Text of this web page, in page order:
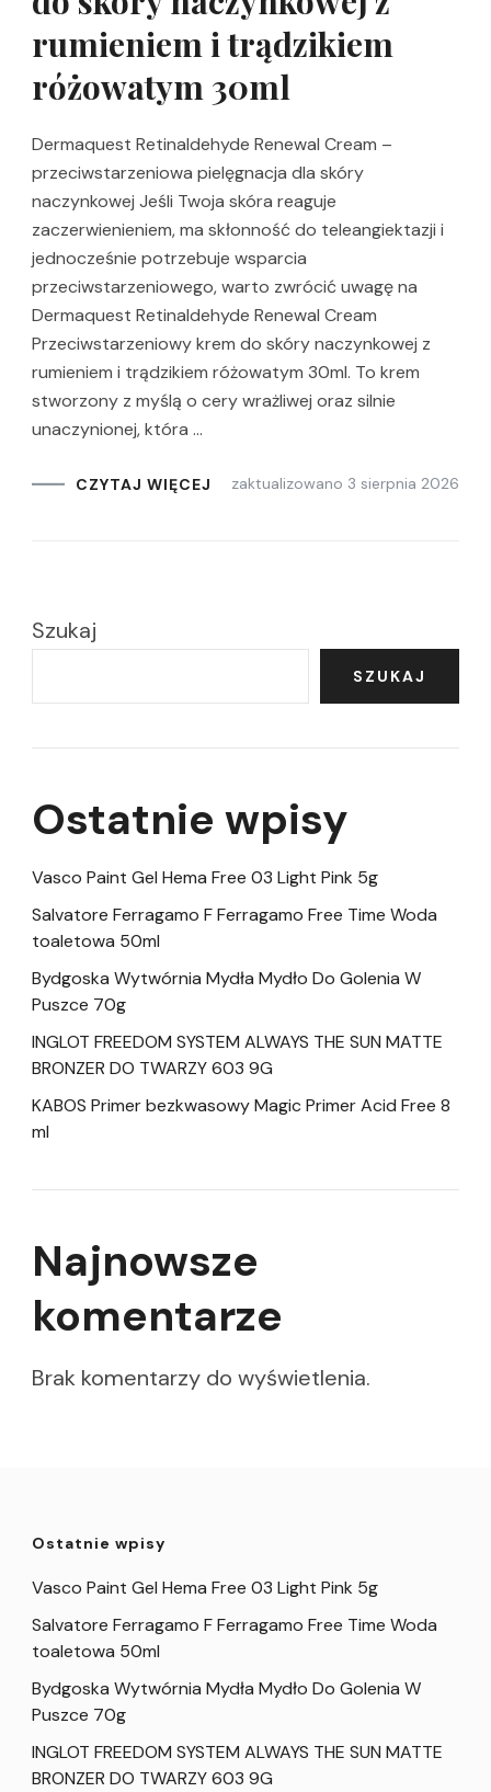
rumieniem i trądzikiem
różowatym 30ml
Dermaquest Retinaldehyde Renewal Cream –
przeciwstarzeniowa pielęgnacja dla skóry
naczynkowej Jeśli Twoja skóra reaguje
zaczerwienieniem, ma skłonność do teleangiektazji i
jednocześnie potrzebuje wsparcia
przeciwstarzeniowego, warto zwrócić uwagę na
Dermaquest Retinaldehyde Renewal Cream
Przeciwstarzeniowy krem do skóry naczynkowej z
rumieniem i trądzikiem różowatym 30ml. To krem
stworzony z myślą o cery wrażliwej oraz silnie
unaczynionej, która …
CZYTAJ WIĘCEJ zaktualizowano 3 sierpnia 2026
Szukaj
SZUKAJ
Ostatnie wpisy
Vasco Paint Gel Hema Free 03 Light Pink 5g
Salvatore Ferragamo F Ferragamo Free Time Woda
toaletowa 50ml
Bydgoska Wytwórnia Mydła Mydło Do Golenia W
Puszce 70g
INGLOT FREEDOM SYSTEM ALWAYS THE SUN MATTE
BRONZER DO TWARZY 603 9G
KABOS Primer bezkwasowy Magic Primer Acid Free 8
ml
Najnowsze
komentarze
Brak komentarzy do wyświetlenia.
Ostatnie wpisy
Vasco Paint Gel Hema Free 03 Light Pink 5g
Salvatore Ferragamo F Ferragamo Free Time Woda
toaletowa 50ml
Bydgoska Wytwórnia Mydła Mydło Do Golenia W
Puszce 70g
INGLOT FREEDOM SYSTEM ALWAYS THE SUN MATTE
BRONZER DO TWARZY 603 9G